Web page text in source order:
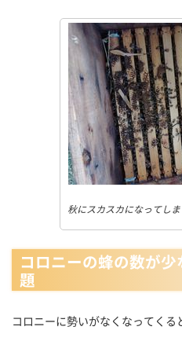
秋にスカスカになってし
コロニーの蜂の数が
題
コロニーに勢いがなくなってくる